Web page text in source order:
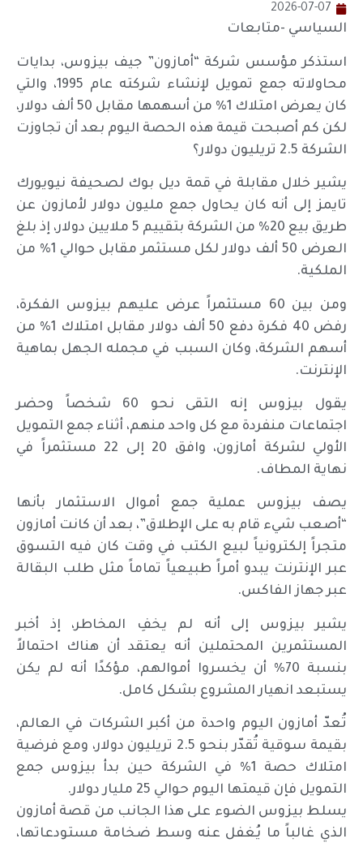
2026-07-07
السياسي -متابعات
استذكر مؤسس شركة “أمازون” جيف بيزوس، بدايات
محاولاته جمع تمويل لإنشاء شركته عام 1995، والتي
كان يعرض امتلاك 1% من أسهمها مقابل 50 ألف دولار،
لكن كم أصبحت قيمة هذه الحصة اليوم بعد أن تجاوزت
الشركة 2.5 تريليون دولار؟
يشير خلال مقابلة في قمة ديل بوك لصحيفة نيويورك
تايمز إلى أنه كان يحاول جمع مليون دولار لأمازون عن
طريق بيع 20% من الشركة بتقييم 5 ملايين دولار، إذ بلغ
العرض 50 ألف دولار لكل مستثمر مقابل حوالي 1% من
الملكية.
ومن بين 60 مستثمراً عرض عليهم بيزوس الفكرة،
رفض 40 فكرة دفع 50 ألف دولار مقابل امتلاك 1% من
أسهم الشركة، وكان السبب في مجمله الجهل بماهية
الإنترنت.
يقول بيزوس إنه التقى نحو 60 شخصاً وحضر
اجتماعات منفردة مع كل واحد منهم، أثناء جمع التمويل
الأولي لشركة أمازون، وافق 20 إلى 22 مستثمراً في
نهاية المطاف.
يصف بيزوس عملية جمع أموال الاستثمار بأنها
“أصعب شيء قام به على الإطلاق”، بعد أن كانت أمازون
متجراً إلكترونياً لبيع الكتب في وقت كان فيه التسوق
عبر الإنترنت يبدو أمراً طبيعياً تماماً مثل طلب البقالة
عبر جهاز الفاكس.
يشير بيزوس إلى أنه لم يخفِ المخاطر، إذ أخبر
المستثمرين المحتملين أنه يعتقد أن هناك احتمالاً
بنسبة 70% أن يخسروا أموالهم، مؤكدًا أنه لم يكن
يستبعد انهيار المشروع بشكل كامل.
تُعدّ أمازون اليوم واحدة من أكبر الشركات في العالم،
بقيمة سوقية تُقدّر بنحو 2.5 تريليون دولار، ومع فرضية
امتلاك حصة 1% في الشركة حين بدأ بيزوس جمع
التمويل فإن قيمتها اليوم حوالي 25 مليار دولار.
يسلط بيزوس الضوء على هذا الجانب من قصة أمازون
الذي غالباً ما يُغفل عنه وسط ضخامة مستودعاتها،